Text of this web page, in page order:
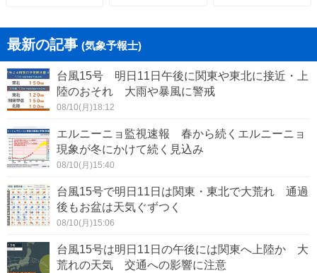
最新の記事 (気象予報士)
台風15号 明日11日午後に関東や東北に接近・上
陸のおそれ 大雨や暴風に警戒
08/10(月)18:12
エルニーニョ監視速報 春から続くエルニーニョ
現象が冬にかけて続く見込み
08/10(月)15:40
台風15号で明日11日は関東・東北で大荒れ 通過
後もお盆は天気ぐずつく
08/10(月)15:06
台風15号は明日11日の午後には関東へ上陸か 大
荒れの天気 交通への影響に注意